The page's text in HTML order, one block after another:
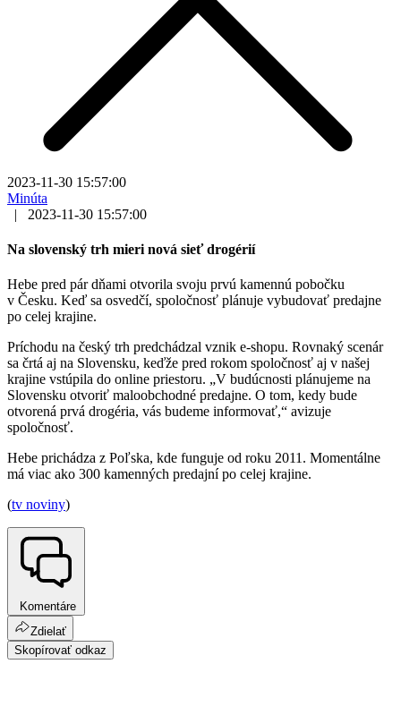
2023-11-30 15:57:00
Minúta
|
2023-11-30 15:57:00
Na slovenský trh mieri nová sieť drogérií
Hebe pred pár dňami otvorila svoju prvú kamennú pobočku
v Česku. Keď sa osvedčí, spoločnosť plánuje vybudovať predajne
po celej krajine.
Príchodu na český trh predchádzal vznik e-shopu. Rovnaký scenár
sa črtá aj na Slovensku, keďže pred rokom spoločnosť aj v našej
krajine vstúpila do online priestoru. „V budúcnosti plánujeme na
Slovensku otvoriť maloobchodné predajne. O tom, kedy bude
otvorená prvá drogéria, vás budeme informovať,“ avizuje
spoločnosť.
Hebe prichádza z Poľska, kde funguje od roku 2011. Momentálne
má viac ako 300 kamenných predajní po celej krajine.
(tv noviny)
Komentáre
Zdielať
Skopírovať odkaz